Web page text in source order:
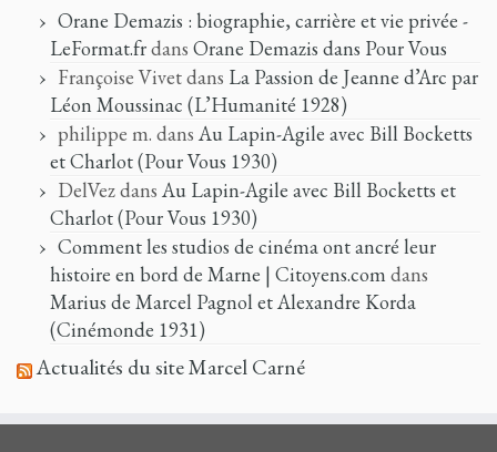
Orane Demazis : biographie, carrière et vie privée -
LeFormat.frdans Orane Demazis dans Pour Vous
Françoise Vivetdans La Passion de Jeanne d’Arc par
Léon Moussinac (L’Humanité 1928)
philippe m. dans Au Lapin-Agile avec Bill Bocketts
et Charlot (Pour Vous 1930)
DelVezdans Au Lapin-Agile avec Bill Bocketts et
Charlot (Pour Vous 1930)
Comment les studios de cinéma ont ancré leur
histoire en bord de Marne | Citoyens.comdans
Marius de Marcel Pagnol et Alexandre Korda
(Cinémonde 1931)
Actualités du site Marcel Carné